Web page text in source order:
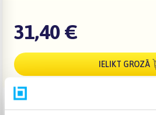
31,40 €
IELIKT GROZĀ